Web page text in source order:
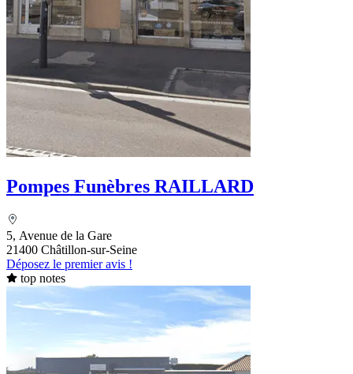
Pompes Funèbres RAILLARD
5, Avenue de la Gare
21400 Châtillon-sur-Seine
Déposez le premier avis !
top notes